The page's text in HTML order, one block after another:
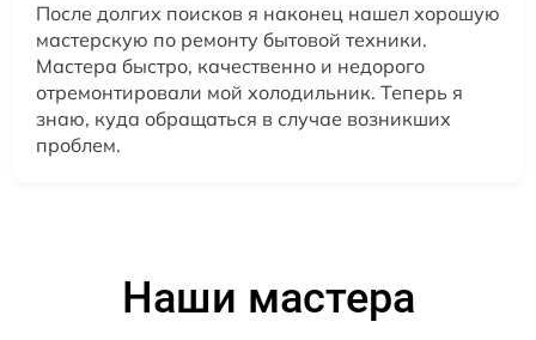
После долгих поисков я наконец нашел хорошую
мастерскую по ремонту бытовой техники.
Мастера быстро, качественно и недорого
отремонтировали мой холодильник. Теперь я
знаю, куда обращаться в случае возникших
проблем.
Наши мастера